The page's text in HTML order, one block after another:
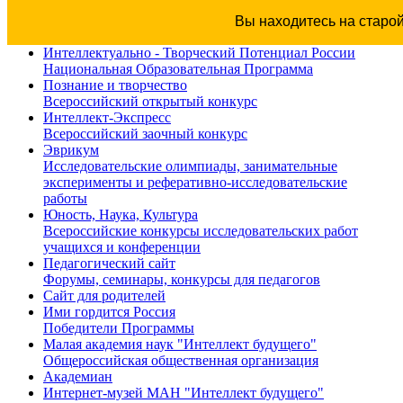
Вы находитесь на
Интеллектуально - Творческий Потенциал России
Национальная Образовательная Программа
Познание и творчество
Всероссийский открытый конкурс
Интеллект-Экспресс
Всероссийский заочный конкурс
Эврикум
Исследовательские олимпиады, занимательные
эксперименты и реферативно-исследовательские
работы
Юность, Наука, Культура
Всероссийские конкурсы исследовательских работ
учащихся и конференции
Педагогический сайт
Форумы, семинары, конкурсы для педагогов
Сайт для родителей
Ими гордится Россия
Победители Программы
Малая академия наук "Интеллект будущего"
Общероссийская общественная организация
Академиан
Интернет-музей МАН "Интеллект будущего"